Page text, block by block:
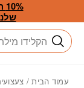
Skip to Content
חיפוש
עמוד הבית/